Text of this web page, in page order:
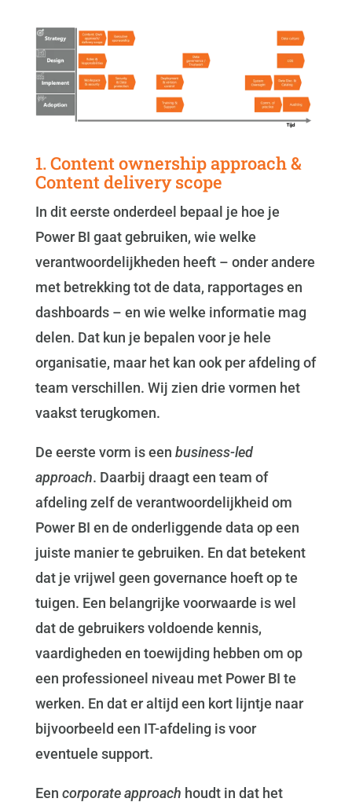
1. Content ownership approach &
Content delivery scope
In dit eerste onderdeel bepaal je hoe je
Power BI gaat gebruiken, wie welke
verantwoordelijkheden heeft – onder andere
met betrekking tot de data, rapportages en
dashboards – en wie welke informatie mag
delen. Dat kun je bepalen voor je hele
organisatie, maar het kan ook per afdeling of
team verschillen. Wij zien drie vormen het
vaakst terugkomen.
De eerste vorm is een business-led
approach. Daarbij draagt een team of
afdeling zelf de verantwoordelijkheid om
Power BI en de onderliggende data op een
juiste manier te gebruiken. En dat betekent
dat je vrijwel geen governance hoeft op te
tuigen. Een belangrijke voorwaarde is wel
dat de gebruikers voldoende kennis,
vaardigheden en toewijding hebben om op
een professioneel niveau met Power BI te
werken. En dat er altijd een kort lijntje naar
bijvoorbeeld een IT-afdeling is voor
eventuele support.
Een corporate approach houdt in dat het